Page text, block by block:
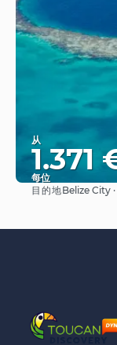
从
1.371
每位
目的地Belize City